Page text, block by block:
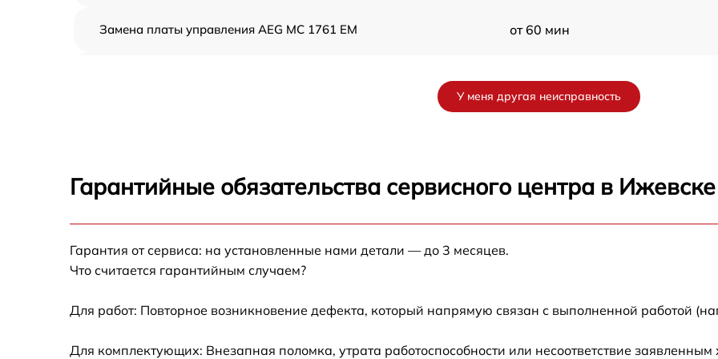
Замена платы управления AEG MC 1761 EM от 60 мин
Ремонт волновода AEG MC 1761 EM
1761 EM
Замена блока управления AEG MC 1761 EM от 60 мин
У меня другая неисправность
Гарантийные обязательства сервисного центра в Ижевске
Гарантия от сервиса: на установленные нами детали — до 3 месяцев.
Что считается гарантийным случаем?
Для работ: Повторное возникновение дефекта, который напрямую связан с выполненной работой
Для комплектующих: Внезапная поломка, утрата работоспособности или несоответствие